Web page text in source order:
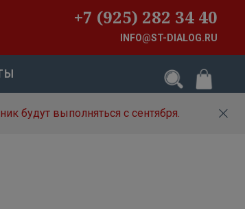
+7 (925) 282 34 40
INFO@ST-DIALOG.RU
будут выполняться с сентября.